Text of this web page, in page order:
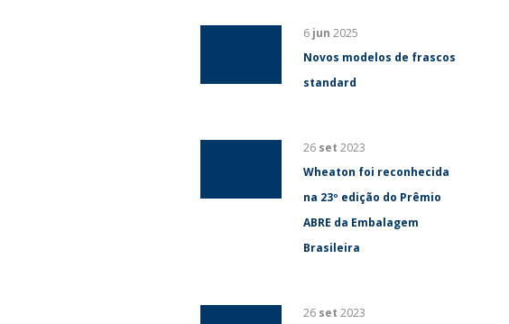
6 jun 2025
Novos modelos de frascos
standard
26 set 2023
Wheaton foi reconhecida
na 23º edição do Prêmio
ABRE da Embalagem
Brasileira
26 set 2023